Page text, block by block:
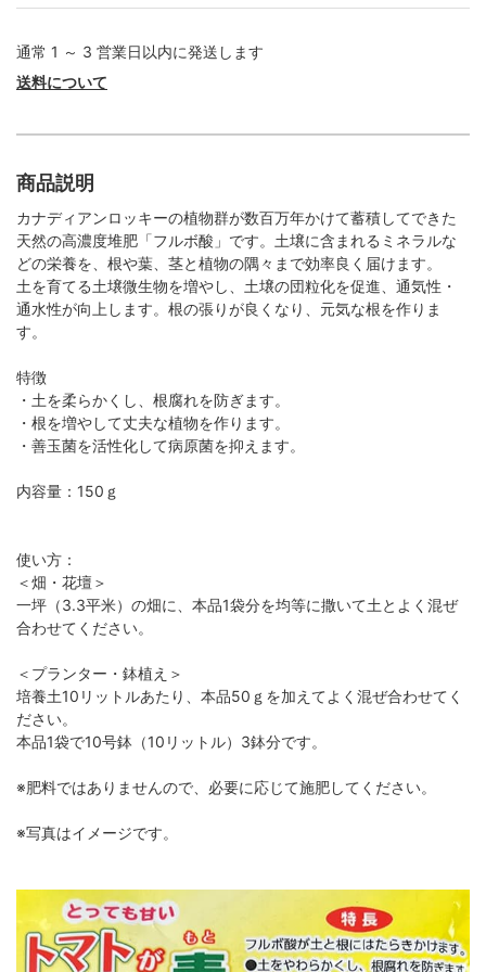
通常 1 ～ 3 営業日以内に発送します
送料について
商品説明
カナディアンロッキーの植物群が数百万年かけて蓄積してできた
天然の高濃度堆肥「フルボ酸」です。土壌に含まれるミネラルな
どの栄養を、根や葉、茎と植物の隅々まで効率良く届けます。
土を育てる土壌微生物を増やし、土壌の団粒化を促進、通気性・
通水性が向上します。根の張りが良くなり、元気な根を作りま
す。
特徴
・土を柔らかくし、根腐れを防ぎます。
・根を増やして丈夫な植物を作ります。
・善玉菌を活性化して病原菌を抑えます。
内容量：150ｇ
使い方：
＜畑・花壇＞
一坪（3.3平米）の畑に、本品1袋分を均等に撒いて土とよく混ぜ
合わせてください。
＜プランター・鉢植え＞
培養土10リットルあたり、本品50ｇを加えてよく混ぜ合わせてく
ださい。
本品1袋で10号鉢（10リットル）3鉢分です。
※肥料ではありませんので、必要に応じて施肥してください。
※写真はイメージです。